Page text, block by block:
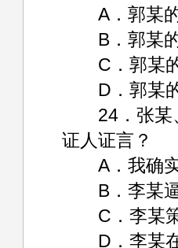
A．郭某的
B．郭某的
C．郭某的
D．郭某的
24．张某、
证人证言？
A．我确实
B．李某逼
C．李某策
D．李某在